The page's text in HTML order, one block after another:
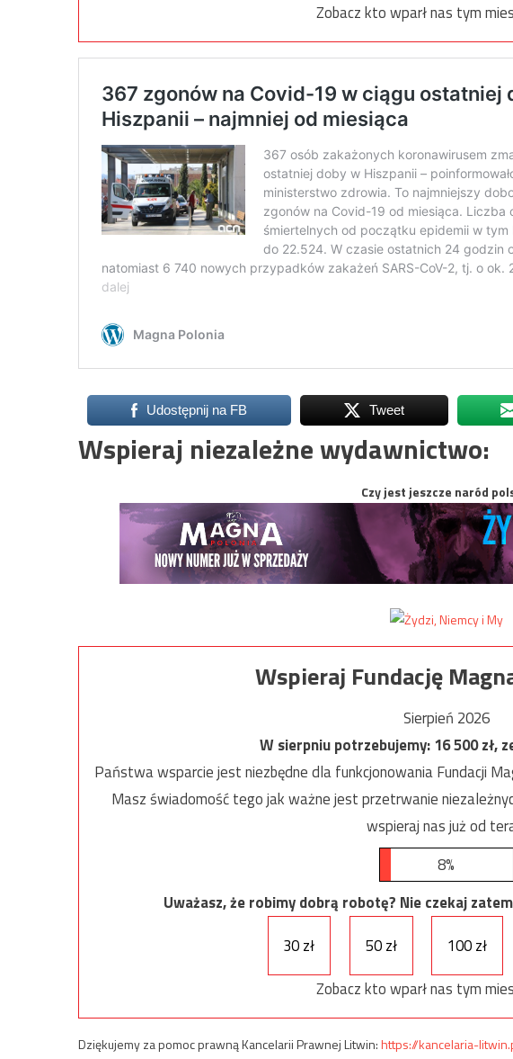
Zobacz kto wparł nas tym
Udostępnij na FB Tweet
Wspieraj niezależne wydawnictwo:
Czy jest jeszcze naród
Wspieraj Fundację
Sierpień 2026
W sierpniu potrzebujemy:16 500zł,
Państwa wsparcie jest niezbędne dla funkcjonowania Fundacji
Masz świadomość tego jak ważne jest przetrwanie
wspieraj nas już od
8%
Uważasz, że robimy dobrą robotę? Nie czekaj
30 zł
50 zł 100 zł
Zobacz kto wparł nas tym
Dziękujemy za pomoc prawną Kancelarii Prawnej Litwin:https://kancelaria-